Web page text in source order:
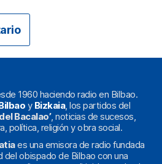
1960 haciendo radio en Bilbao.
y Bizkaia, los partidos del
Bacalao’, noticias de sucesos,
política, religión y obra social.
es una emisora de radio fundada
del obispado de Bilbao con una